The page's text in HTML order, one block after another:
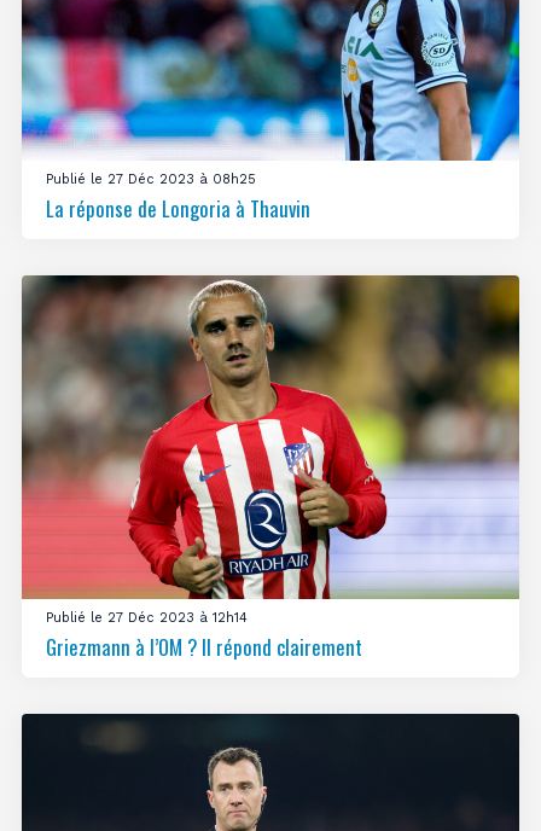
Publié le 27 Déc 2023 à 08h25
La réponse de Longoria à Thauvin
Publié le 27 Déc 2023 à 12h14
Griezmann à l’OM ? Il répond clairement